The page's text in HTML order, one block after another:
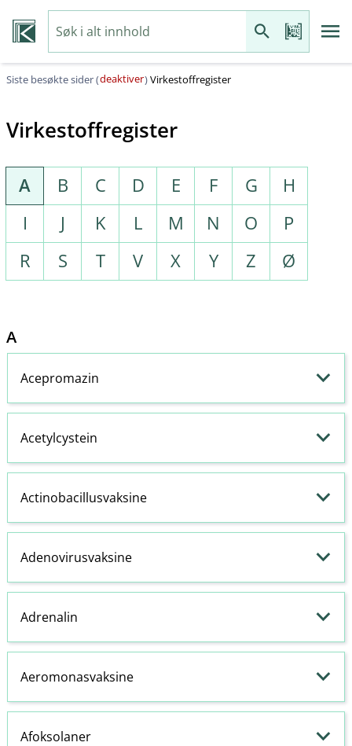
Siste besøkte sider (deaktiver)Virkestoffregister
Virkestoffregister
A B C D E F G
H
I
J K L M N O
P
R
S T V X Y Z Ø
A
Acepromazin
Acetylcystein
Actinobacillusvaksine
Adenovirusvaksine
Adrenalin
Aeromonasvaksine
Afoksolaner